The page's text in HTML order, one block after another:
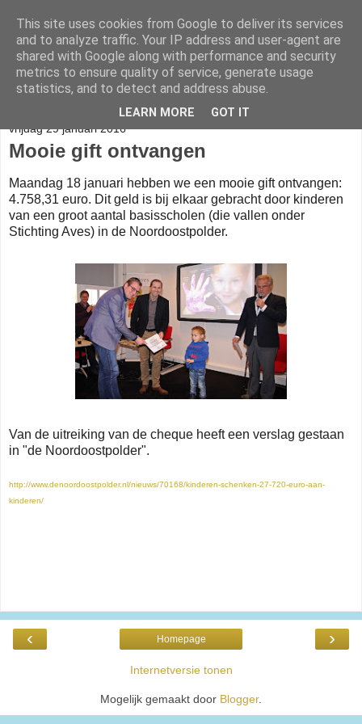
Help Onderwijs Papua
vrijdag 29 januari 2016
Mooie gift ontvangen
Maandag 18 januari hebben we een mooie gift ontvangen:
4.758,31 euro. Dit geld is bij elkaar gebracht door kinderen
van een groot aantal basisscholen (die vallen onder
Stichting Aves) in de Noordoostpolder.
Van de uitreiking van de cheque heeft een verslag gestaan
in "de Noordoostpolder".
http://www.denoordoostpolder.nl/nieuws/70168/kinderen-schenken-27-720-euro-aan-
kinderen/
‹ ›
Homepage
Internetversie tonen
Mogelijk gemaakt door Blogger.
This site uses cookies from Google to deliver its services
and to analyze traffic. Your IP address and user-agent are
shared with Google along with performance and security
metrics to ensure quality of service, generate usage
statistics, and to detect and address abuse.
LEARN MORE GOT IT